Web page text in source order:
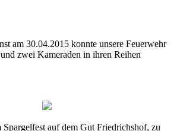
am 30.04.2015 konnte unsere Feuerwehr
zwei Kameraden in ihren Reihen
auf dem Gut Friedrichshof, zu